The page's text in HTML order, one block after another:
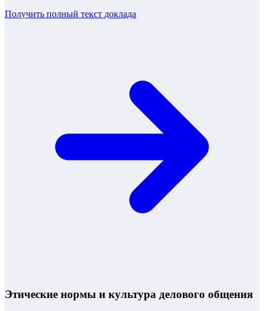
Получить полный текст доклада
Этические нормы и культура делового общения